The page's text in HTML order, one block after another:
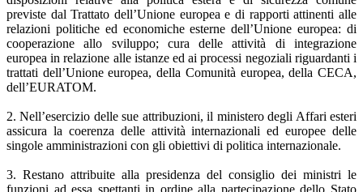
previste dal Trattato dell’Unione europea e di rapporti attinenti alle
relazioni politiche ed economiche esterne dell’Unione europea: di
cooperazione allo sviluppo; cura delle attività di integrazione
europea in relazione alle istanze ed ai processi negoziali riguardanti i
trattati dell’Unione europea, della Comunità europea, della CECA,
dell’EURATOM.
2. Nell’esercizio delle sue attribuzioni, il ministero degli Affari esteri
assicura la coerenza delle attività internazionali ed europee delle
singole amministrazioni con gli obiettivi di politica internazionale.
3. Restano attribuite alla presidenza del consiglio dei ministri le
funzioni ad essa spettanti in ordine alla partecipazione dello Stato